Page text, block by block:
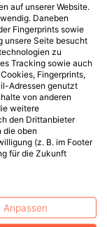
auf unserer Website.
Daneben
Fingerprints sowie
unsere Seite besucht
zu
Tracking sowie auch
Fingerprints,
Adressen genutzt
von anderen
weitere
den Drittanbieter
die oben
(z. B. im Footer
für die Zukunft
Anpassen